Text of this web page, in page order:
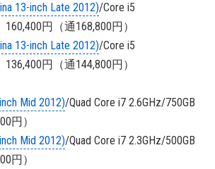
13-inch Late 2012)/Core i5
円（通168,800円）
13-inch Late 2012)/Core i5
円（通144,800円）
Mid 2012)/Quad Core i7 2.6GHz/750GB
円）
Mid 2012)/Quad Core i7 2.3GHz/500GB
円）